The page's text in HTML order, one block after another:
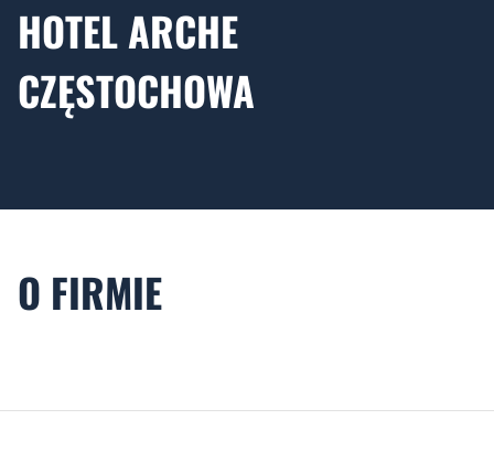
HOTEL ARCHE
CZĘSTOCHOWA
O FIRMIE